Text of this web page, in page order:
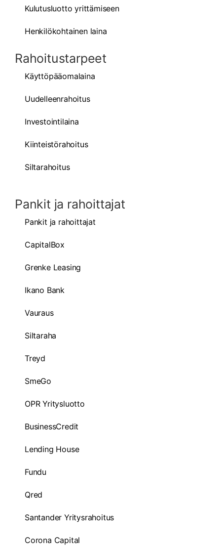
Kulutusluotto yrittämiseen
Henkilökohtainen laina
Rahoitustarpeet
Käyttöpääomalaina
Uudelleenrahoitus
Investointilaina
Kiinteistörahoitus
Siltarahoitus
Pankit ja rahoittajat
Pankit ja rahoittajat
CapitalBox
Grenke Leasing
Ikano Bank
Vauraus
Siltaraha
Treyd
SmeGo
OPR Yritysluotto
BusinessCredit
Lending House
Fundu
Qred
Santander Yritysrahoitus
Corona Capital